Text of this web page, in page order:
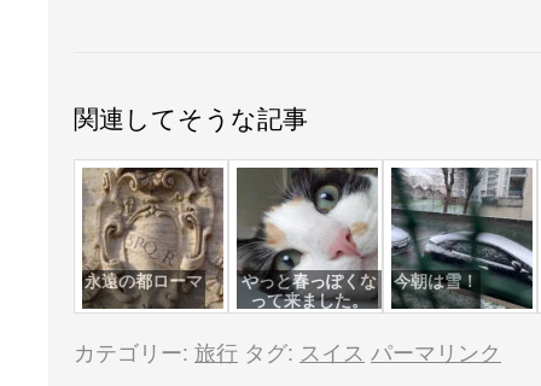
関連してそうな記事
永遠の都ローマ
やっと春っぽくな
って来ました。
今朝は雪！
カテゴリー: 旅行 タグ: スイス パーマリンク